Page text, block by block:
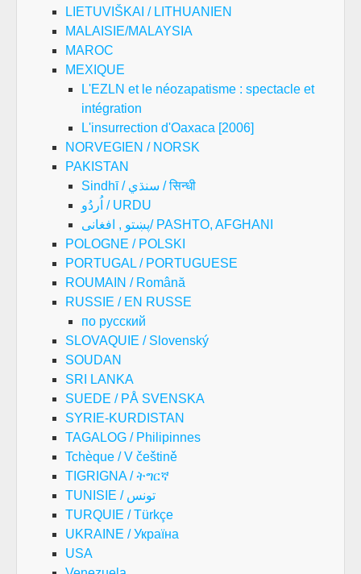
LIETUVIŠKAI / LITHUANIEN
MALAISIE/MALAYSIA
MAROC
MEXIQUE
L'EZLN et le néozapatisme : spectacle et
intégration
L'insurrection d'Oaxaca [2006]
NORVEGIEN / NORSK
PAKISTAN
Sindhī / سنڌي / सिन्धी
اُردُو / URDU
پښتو , افغانی/ PASHTO, AFGHANI
POLOGNE / POLSKI
PORTUGAL / PORTUGUESE
ROUMAIN / Română
RUSSIE / EN RUSSE
по русский
SLOVAQUIE / Slovenský
SOUDAN
SRI LANKA
SUEDE / PÅ SVENSKA
SYRIE-KURDISTAN
TAGALOG / Philipinnes
Tchèque / V češtině
TIGRIGNA / ትግርኛ
TUNISIE / تونس
TURQUIE / Türkçe
UKRAINE / Україна
USA